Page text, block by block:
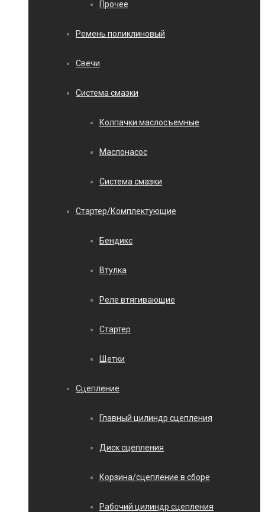
Прочее
Ремень поликлиновый
Свечи
Система смазки
Колпачки маслосъемные
Маслонасос
Система смазки
Стартер/Комплектующие
Бендикс
Втулка
Реле втягивающие
Стартер
Щетки
Сцепление
Главный цилиндр сцепления
Диск сцепления
Корзина/сцепление в сборе
Рабочий цилиндр сцепления